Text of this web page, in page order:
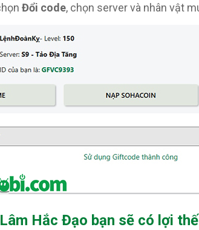
Đổi code, chọn server và nhân vật
Hắc Đạo bạn sẽ có lợi